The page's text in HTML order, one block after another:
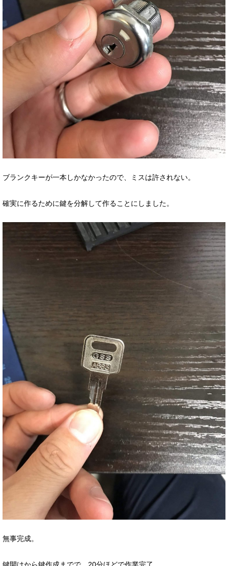
ブランクキーが一本しかなかったので、ミスは許されない。
確実に作るために鍵を分解して作ることにしました。
無事完成。